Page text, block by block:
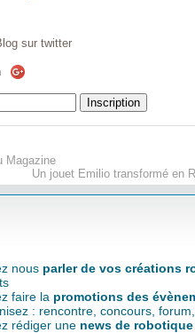
sur twitter
Magazine
Un jouet Emilio transformé en
nous parler de vos créations
faire la promotions des
: rencontre, concours,
rédiger une news de robotique